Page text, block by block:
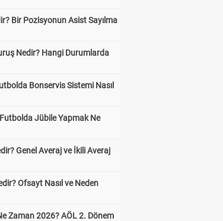
Bir Pozisyonun Asist Sayılma
Nedir? Hangi Durumlarda
Bonservis Sistemi Nasıl
Jübile Yapmak Ne
Genel Averaj ve İkili Averaj
Ofsayt Nasıl ve Neden
Zaman 2026? AÖL 2. Dönem